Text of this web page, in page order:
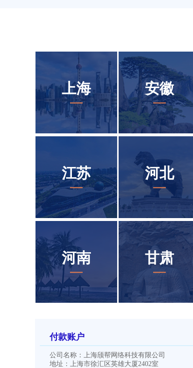
上海 安徽
江苏 河北
河南 甘肃
付款账户
公司名称：上海颀帮网络科技有限公司
地址：上海市徐汇区英雄大厦2402室